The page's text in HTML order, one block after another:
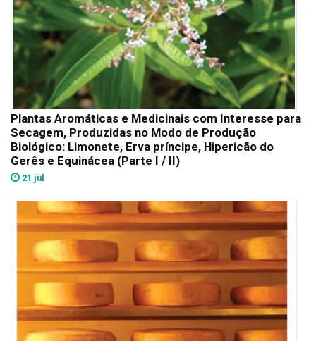
Plantas Aromáticas e Medicinais com Interesse para
Secagem, Produzidas no Modo de Produção
Biológico: Limonete, Erva príncipe, Hipericão do
Gerês e Equinácea (Parte I / II)
21 jul